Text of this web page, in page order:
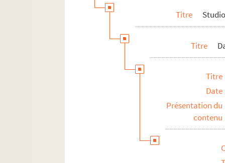
Titre
Titre
Titre
Date
Présentation du
contenu